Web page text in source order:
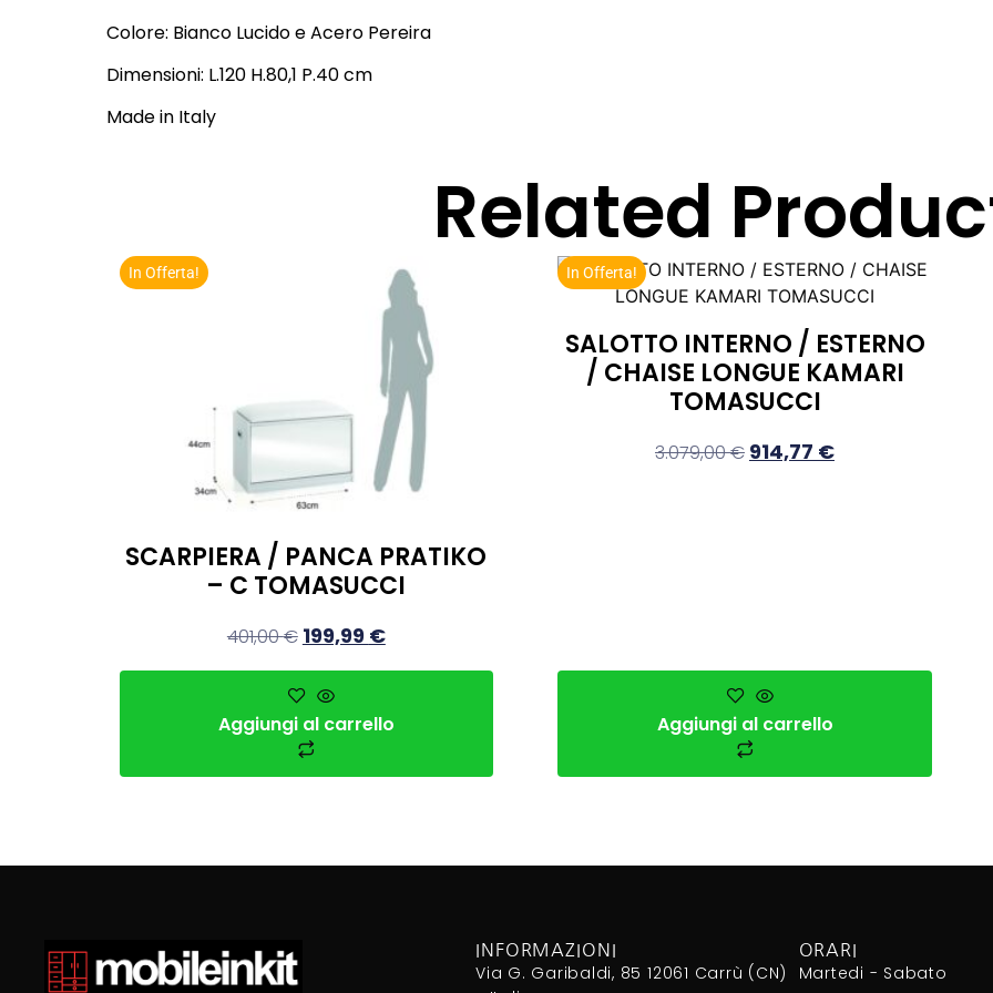
Colore: Bianco Lucido e Acero Pereira
Dimensioni: L.120 H.80,1 P.40 cm
Made in Italy
Related
In Offerta!
SCARPIERA / PANCA PRATIKO
– C TOMASUCCI
401,00€ 199,99 €
Aggiungi al carrello
In Offerta!
SALOTTO INTERNO / ESTERNO
/ CHAISE LONGUE KAMARI
TOMASUCCI
3.079,00€ 914,77 €
Aggiungi al carrello
INFORMAZIONI
Via G. Garibaldi, 85 12061 Carrù (CN)
ORARI
Martedi - Sabato